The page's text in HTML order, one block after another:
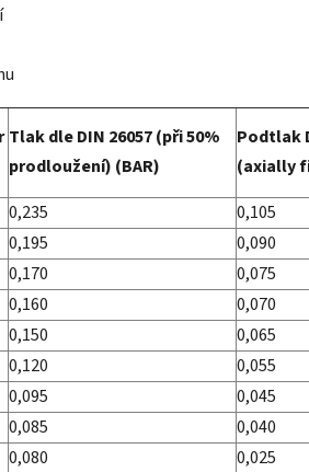
Tlak dle DIN 26057 (při 50%
prodloužení) (BAR)
Podtlak
(axially
0,235 0,105
0,195 0,090
0,170 0,075
0,160 0,070
0,150 0,065
0,120 0,055
0,095 0,045
0,085 0,040
0,080 0,025